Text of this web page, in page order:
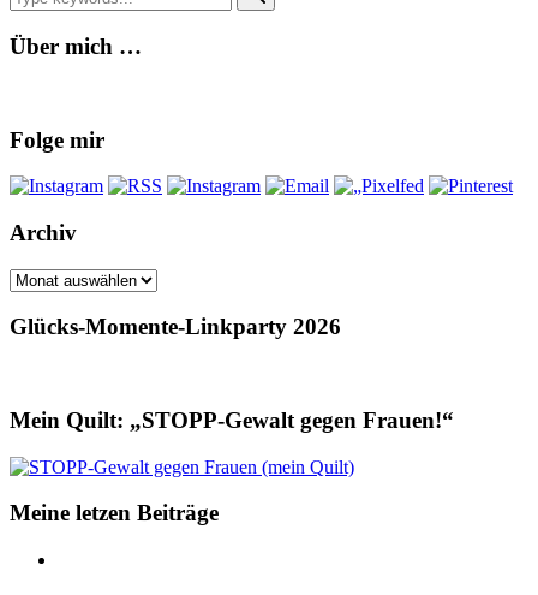
Über mich …
Folge mir
Archiv
Archiv
Glücks-Momente-Linkparty 2026
Mein Quilt: „STOPP-Gewalt gegen Frauen!“
Meine letzen Beiträge